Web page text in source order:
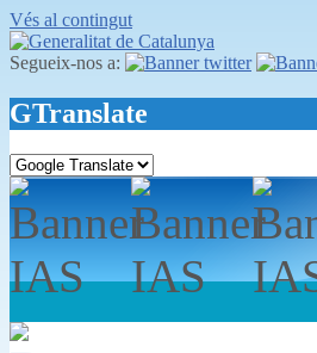
Vés al contingut
Segueix-nos a:
GTranslate